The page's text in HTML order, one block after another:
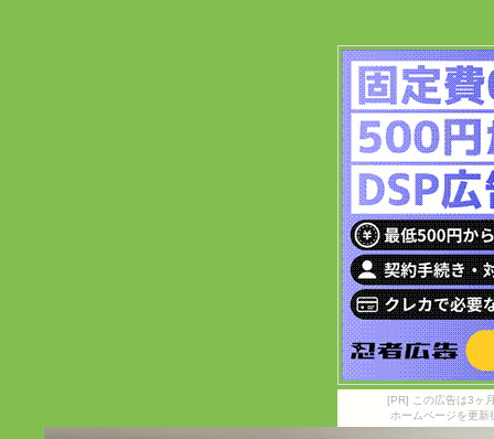
[PR] この広告は3ヶ
ホームページを更